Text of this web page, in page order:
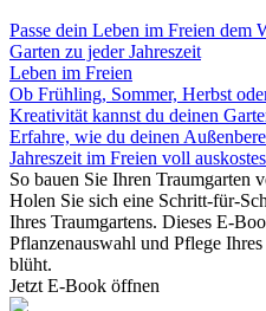
Passe dein Leben im Freien dem
Garten zu jeder Jahreszeit
Leben im Freien
Ob Frühling, Sommer, Herbst
Kreativität kannst du deinen
Erfahre, wie du deinen
Jahreszeit im Freien voll
So bauen Sie Ihren Traumgarten
Holen Sie sich eine Schritt-für-
Ihres Traumgartens. Dieses E-
Pflanzenauswahl und Pflege
blüht.
Jetzt E-Book öffnen